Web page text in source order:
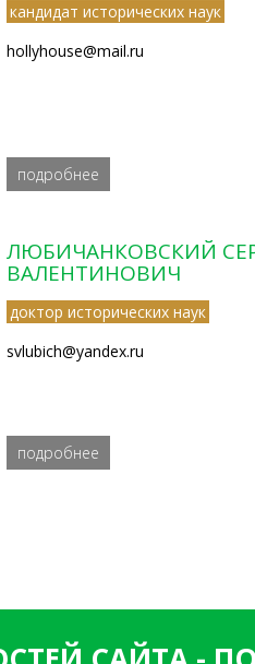
кандидат исторических наук
hollyhouse@mail.ru
подробнее
ЛЮБИЧАНКОВСКИЙ
ВАЛЕНТИНОВИЧ
доктор исторических наук
svlubich@yandex.ru
подробнее